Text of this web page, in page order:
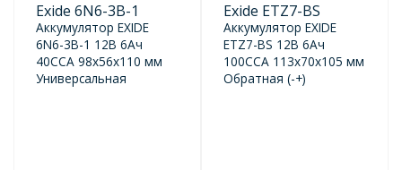
Exide 6N6-3B-1
Аккумулятор EXIDE
6N6-3B-1 12В 6Ач
40CCA 98x56x110 мм
Универсальная
Exide ETZ7-BS
Аккумулятор EXIDE
ETZ7-BS 12В 6Ач
100CCA 113x70x105 мм
Обратная (-+)